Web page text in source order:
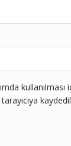
kullanılması